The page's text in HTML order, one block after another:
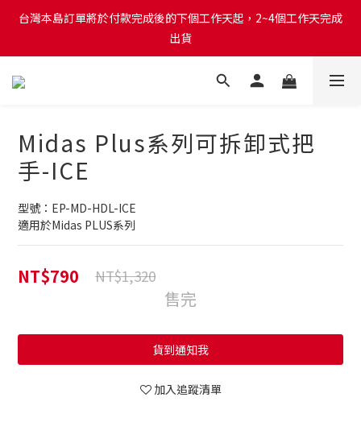
台灣本島訂單將於付款完成後的下個工作天起，2~4個工作天完成
出貨
台灣本島訂單將於付款完成後的下個工作天起，2~4個工作天完成
出貨
台灣本島消費滿$999免運費
台灣本島訂單將於付款完成後的下個工作天起，2~4個工作天完成
出貨
Midas Plus系列可拆卸式把
手-ICE
型號：EP-MD-HDL-ICE
適用於Midas PLUS系列
NT$790 NT$1,320
售完
貨到通知我
加入追蹤清單